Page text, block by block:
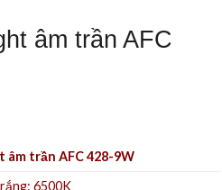
âm trần AFC
trần AFC 428-9W
6500K